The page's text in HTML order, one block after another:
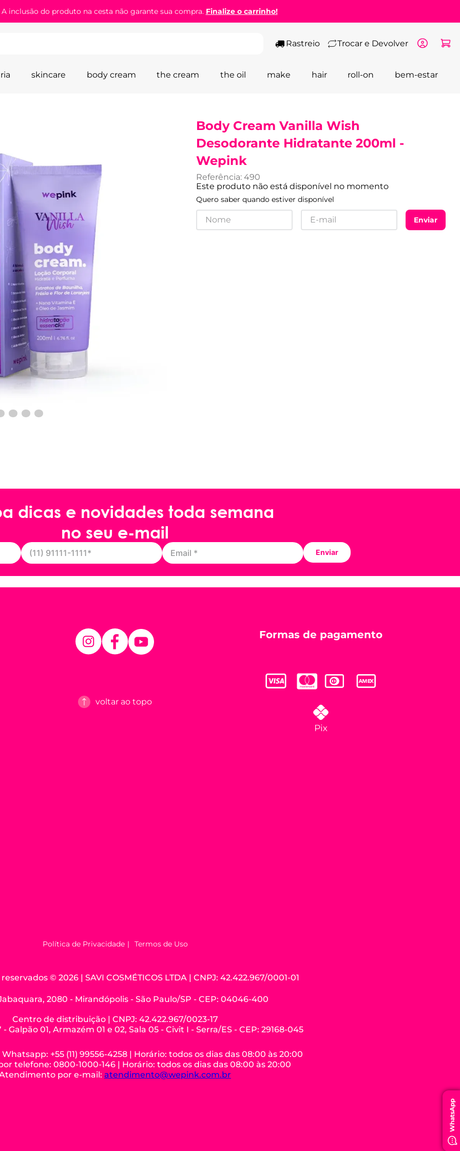
inclusão do produto na cesta não garante sua compra. Finalize o carrinho!
Rastreio Trocar e Devolver
skincare body cream the cream the oil make hair roll-on bem-estar
Body Cream Vanilla Wish
Desodorante Hidratante 200ml -
Wepink
Referência: 490
Este produto não está disponível no momento
Quero saber quando estiver disponível
Enviar
dicas e novidades toda semana
no seu e-mail
Enviar
voltar ao topo
Formas de pagamento
Política de Privacidade Termos de Uso
© 2026 | SAVI COSMÉTICOS LTDA | CNPJ: 42.422.967/0001-01
2080 - Mirandópolis - São Paulo/SP - CEP: 04046-400
Centro de distribuição | CNPJ: 42.422.967/0023-17
Galpão 01, Armazém 01 e 02, Sala 05 - Civit I - Serra/ES - CEP: 29168-045
+55 (11) 99556-4258 | Horário: todos os dias das 08:00 às 20:00
telefone: 0800-1000-146 | Horário: todos os dias das 08:00 às 20:00
por e-mail: atendimento@wepink.com.br
WhatsApp